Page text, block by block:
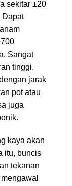
sekitar ±20
Dapat
Sangat
tinggi.
jarak
pot atau
juga
kaya akan
itu, buncis
tekanan